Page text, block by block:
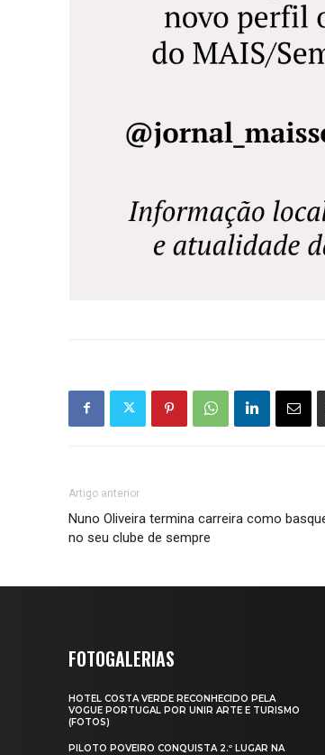
Artigo anterior
Nuno Oliveira termina carreira como
no seu clube de sempre
FOTOGALERIAS
HOTEL COSTA VERDE RECONHECIDO PELA
VOGUE PORTUGAL POR UNIR ARTE E TURISMO
(FOTOS)
PILOTO POVEIRO CONQUISTA 2.º LUGAR NA